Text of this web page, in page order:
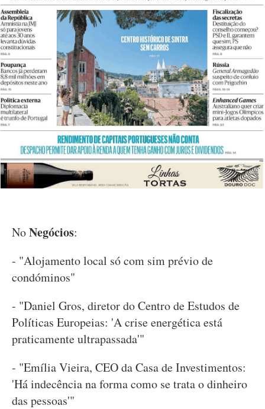
NoNegócios:
- "Alojamento local só com sim prévio de
condóminos"
- "Daniel Gros, diretor do Centro de Estudos de
Políticas Europeias: 'A crise energética está
praticamente ultrapassada'"
- "Emília Vieira, CEO da Casa de Investimentos:
'Há indecência na forma como se trata o dinheiro
das pessoas'"